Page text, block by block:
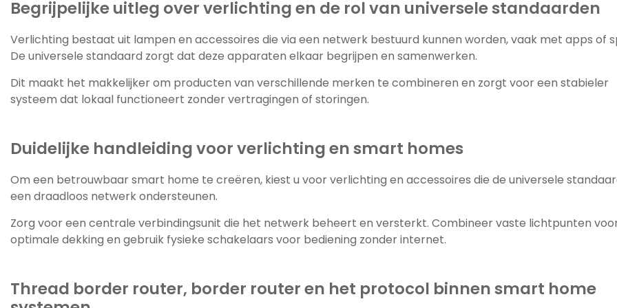
Begrijpelijke uitleg over verlichting en de rol van universele standaarden
Verlichting bestaat uit lampen en accessoires die via een netwerk bestuurd kunnen worden, vaak met apps of
De universele standaard zorgt dat deze apparaten elkaar begrijpen en samenwerken.
Dit maakt het makkelijker om producten van verschillende merken te combineren en zorgt voor een stabieler
systeem dat lokaal functioneert zonder vertragingen of storingen.
Duidelijke handleiding voor verlichting en smart homes
Om een betrouwbaar smart home te creëren, kiest u voor verlichting en accessoires die de universele
een draadloos netwerk ondersteunen.
Zorg voor een centrale verbindingsunit die het netwerk beheert en versterkt. Combineer vaste lichtpunten
optimale dekking en gebruik fysieke schakelaars voor bediening zonder internet.
Thread border router, border router en het protocol binnen smart home